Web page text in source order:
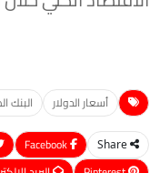
أسعار الدولار البنك
Share